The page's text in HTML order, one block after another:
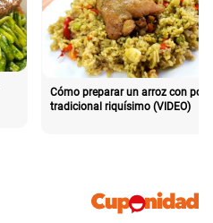
Cómo preparar un arroz con pollo
tradicional riquísimo (VIDEO)